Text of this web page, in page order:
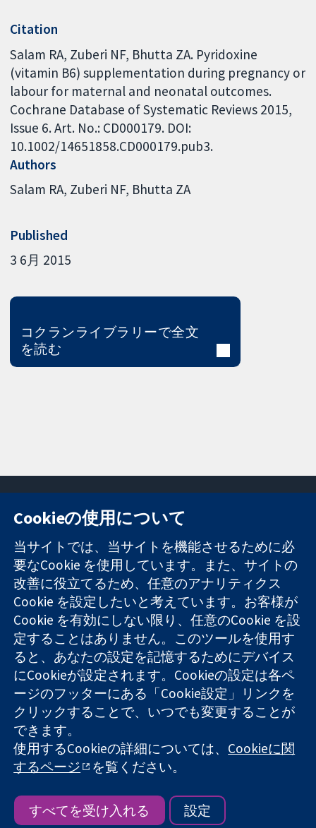
Citation
Salam RA, Zuberi NF, Bhutta ZA. Pyridoxine
(vitamin B6) supplementation during pregnancy or
labour for maternal and neonatal outcomes.
Cochrane Database of Systematic Reviews 2015,
Issue 6. Art. No.: CD000179. DOI:
10.1002/14651858.CD000179.pub3.
Authors
Salam RA Zuberi NF Bhutta ZA
Published
3 6月 2015
コクランライブラリーで全文
を読む
信頼できるエビ
デンスと
情報に基づく意
思決定により
健康のさらなる
向上へ
11-13 Cavendish
Square
London
W1G 0AN
United Kingdom
お問い合わせ
ニュース
広報
コクランにつ
いて
採用
Cochrane
Library
コクラン・コラボレーションは、イングランド及びウェールズ
に登録された慈善団体（登録番号 1045921）および保証有限責
任会社（登録番号 03044323）です。付加価値税登録番号 GB
718 2127 49
Copyright © 2026 The Cochrane Collaboration
ウェブサイト利用規約|免責事項 個人情報|
Cookie設定
Cookieの使用について
当サイトでは、当サイトを機能させるために必
要なCookie を使用しています。また、サイトの
改善に役立てるため、任意のアナリティクス
Cookie を設定したいと考えています。お客様が
Cookie を有効にしない限り、任意のCookie を設
定することはありません。このツールを使用す
ると、あなたの設定を記憶するためにデバイス
にCookieが設定されます。Cookieの設定は各ペ
ージのフッターにある「Cookie設定」リンクを
クリックすることで、いつでも変更することが
できます。
使用するCookieの詳細については、 Cookieに関
するページ
を覧ください。
すべてを受け入れる 設定